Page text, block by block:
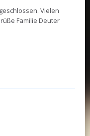
Vielen
Familie Deuter